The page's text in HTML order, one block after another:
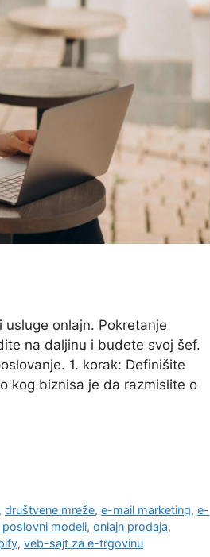
onlajn. Pokretanje
na daljinu i budete svoj šef.
1. korak: Definišite
kog biznisa je da razmislite o
,društvene mreže,e-mail marketing,e-
poslovni modeli, onlajn prodaja,
, veb-sajt za e-trgovinu